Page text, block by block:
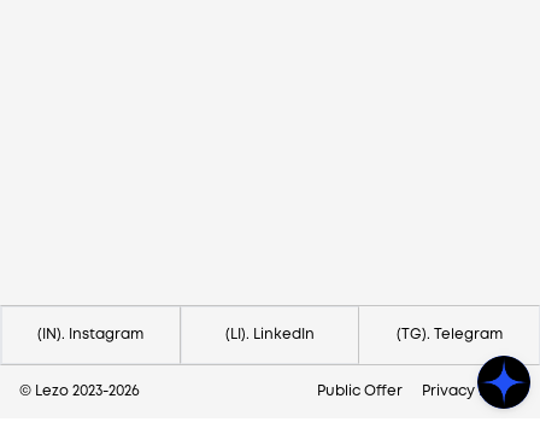
(IN). Instagram (LI). LinkedIn (TG). Telegram
© Lezo 2023-2026 Public Offer Privacy Policy